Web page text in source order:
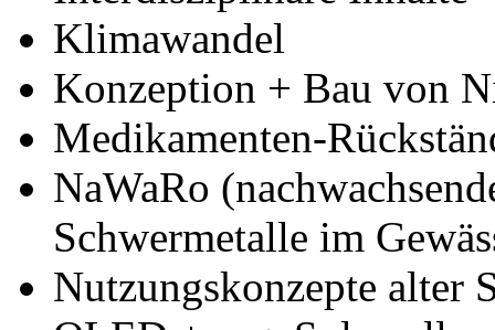
Klimawandel
Konzeption + Bau von
Medikamenten-
NaWaRo
Schwermetalle im
Nutzungskonzepte alter